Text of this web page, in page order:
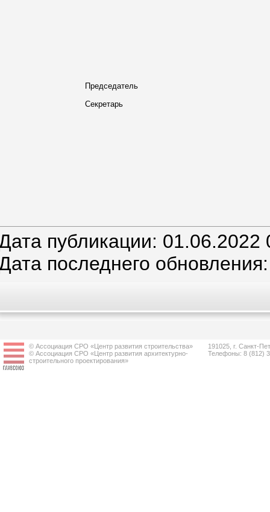
Председатель
Секретарь
публикации: 01.06.2022
последнего
© Ассоциация СРО «Центр развития строительства»
© Ассоциация СРО «Центр развития архитектурно-
строительного проектирования»
191025, г. Санкт-
Телефоны: 8 (812)